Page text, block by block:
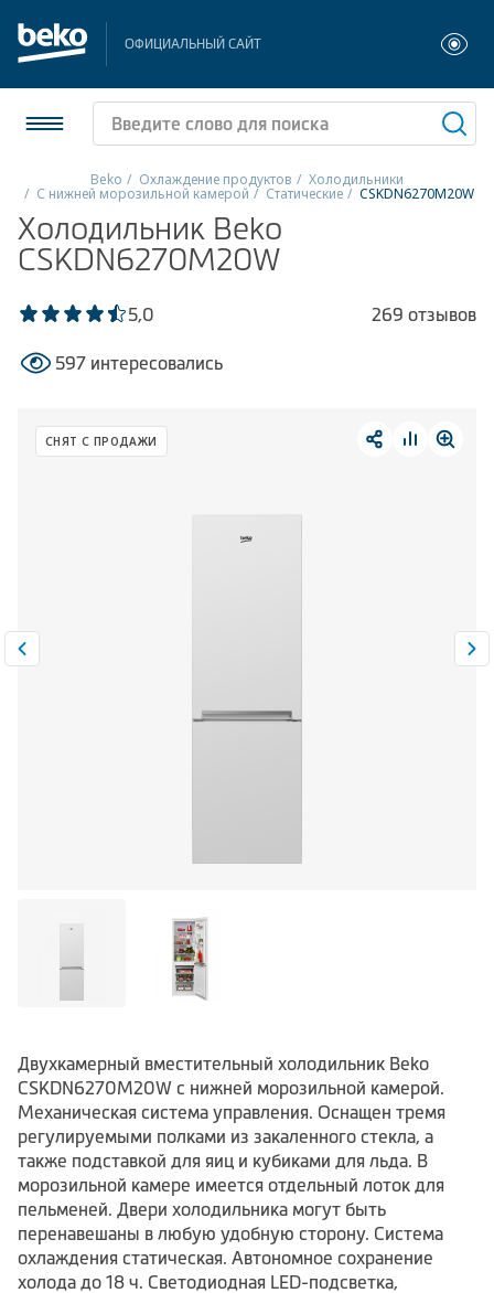
ОФИЦИАЛЬНЫЙ САЙТ
Холодильники и морозильники
Стиральные и сушильные машины
Посудомоечные машины
Плиты
Малая бытовая техника
Beko Охлаждение продуктов Холодильники
С нижней морозильной камерой Статические CSKDN6270M20W
Холодильник Beko
CSKDN6270M20W
5,0 269 отзывов
597 интересовались
СНЯТ С ПРОДАЖИ
Двухкамерный вместительный холодильник Beko
CSKDN6270M20W с нижней морозильной камерой.
Механическая система управления. Оснащен тремя
регулируемыми полками из закаленного стекла, а
также подставкой для яиц и кубиками для льда. В
морозильной камере имеется отдельный лоток для
пельменей. Двери холодильника могут быть
перенавешаны в любую удобную сторону. Система
охлаждения статическая. Автономное сохранение
холода до 18 ч. Светодиодная LED-подсветка,